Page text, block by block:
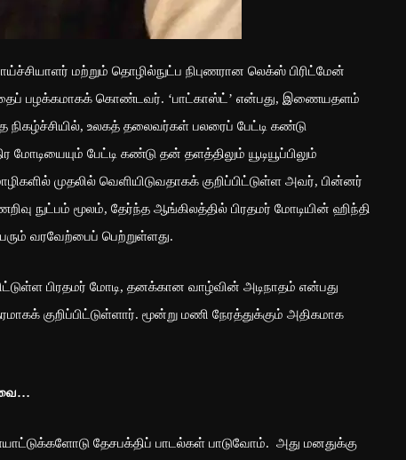
மற்றும் தொழில்நுட்ப நிபுணரான லெக்ஸ் பிரிட்மேன்
பழக்கமாகக் கொண்டவர். ‘பாட்காஸ்ட்’ என்பது, இணையதளம்
உலகத் தலைவர்கள் பலரைப் பேட்டி கண்டு
பேட்டி கண்டு தன் தளத்திலும் யூடியூப்பிலும்
முதலில் வெளியிடுவதாகக் குறிப்பிட்டுள்ள அவர், பின்னர்
நுட்பம் மூலம், தேர்ந்த ஆங்கிலத்தில் பிரதமர் மோடியின் ஹிந்தி
வரவேற்பைப் பெற்றுள்ளது.
பிரதமர் மோடி, தனக்கான வாழ்வின் அடிநாதம் என்பது
குறிப்பிட்டுள்ளார். மூன்று மணி நேரத்துக்கும் அதிகமாக
தேசபக்திப் பாடல்கள் பாடுவோம். அது மனதுக்கு